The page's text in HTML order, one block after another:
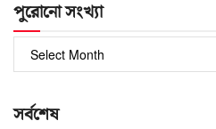
পুরোনো সংখ্যা
পুরোনো
সংখ্যা
সর্বশেষ